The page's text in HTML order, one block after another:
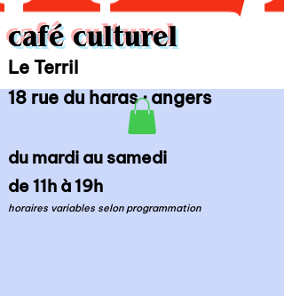
café culturel
Le Terril
18 rue du haras · angers
du mardi au samedi
de 11h à 19h
horaires variables selon programmation